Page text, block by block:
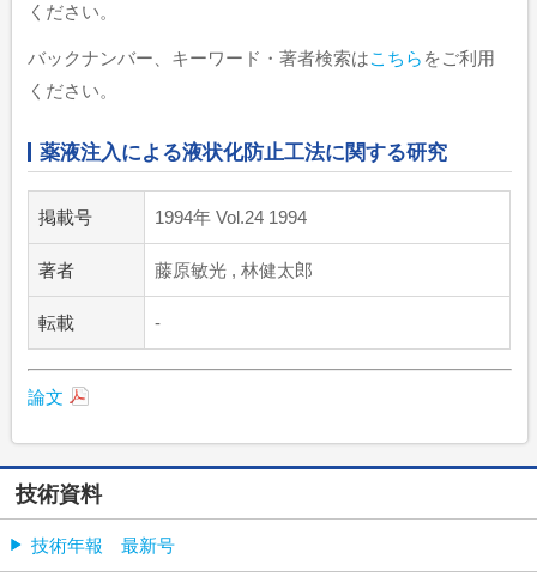
ください。
バックナンバー、キーワード・著者検索はこちら をご利用
ください。
薬液注入による液状化防止工法に関する研究
掲載号 1994年 Vol.24 1994
著者 藤原敏光 , 林健太郎
転載 -
論文
技術資料
技術年報 最新号